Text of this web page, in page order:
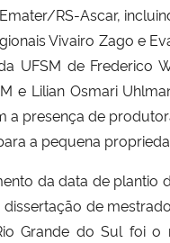
RS-Ascar,
Vivairo Zago e
UFSM de Frederico
e Lilian Osmari
a presença de
a pequena
da data de plantio
de
Grande do Sul foi o